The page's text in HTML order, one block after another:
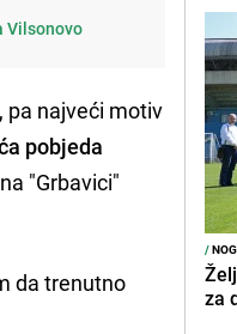
Vilsonovo
pa najveći motiv
pobjeda
"Grbavici"
da trenutno
/
za